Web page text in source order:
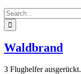
Search
for:
Waldbrand
3 Flughelfer